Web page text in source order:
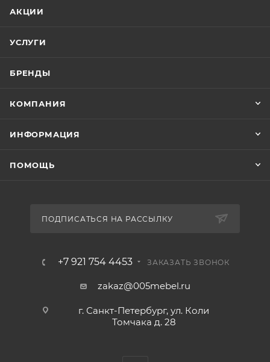
АКЦИИ
УСЛУГИ
БРЕНДЫ
КОМПАНИЯ
ИНФОРМАЦИЯ
ПОМОЩЬ
ПОДПИСАТЬСЯ НА РАССЫЛКУ
+7 921 754 4453 ЗАКАЗАТЬ ЗВОНОК
zakaz@005mebel.ru
г. Санкт-Петербург, ул. Коли
Томчака д. 28